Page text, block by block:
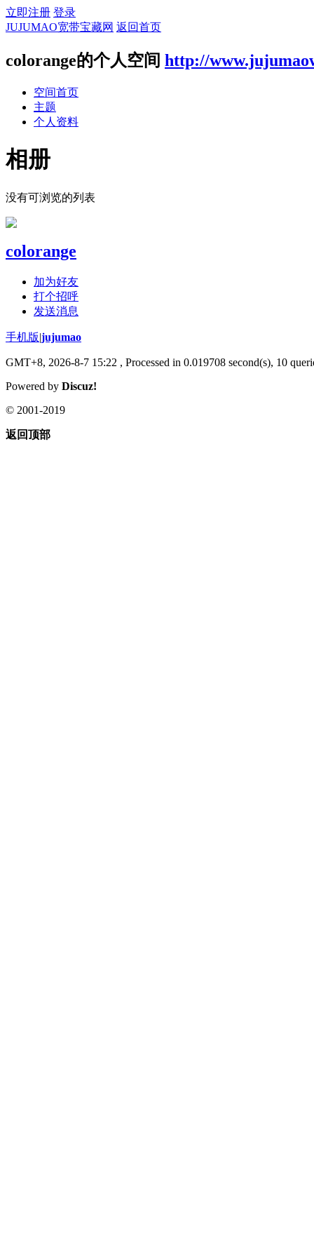
立即注册 登录
JUJUMAO宽带宝藏网 返回首页
colorange的个人空间 http://
空间首页
主题
个人资料
相册
没有可浏览的列表
colorange
加为好友
打个招呼
发送消息
手机版|jujumao
GMT+8, 2026-8-7 15:22 , Processed in 0.019708 second(s), 10
Powered by Discuz!
© 2001-2019
返回顶部